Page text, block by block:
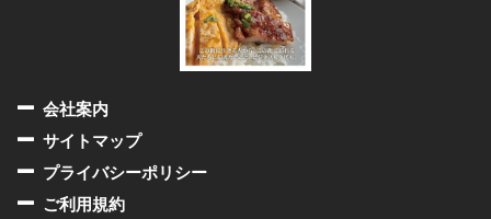
会社案内
サイトマップ
プライバシーポリシー
ご利用規約